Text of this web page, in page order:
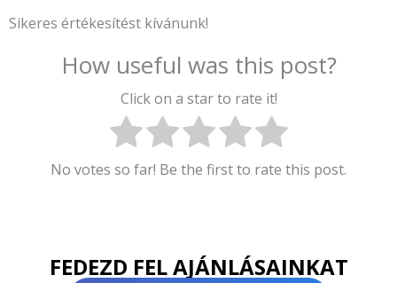
Sikeres értékesítést kívánunk!
How useful was this post?
Click on a star to rate it!
No votes so far! Be the first to rate this post.
FEDEZD FEL AJÁNLÁSAINKAT